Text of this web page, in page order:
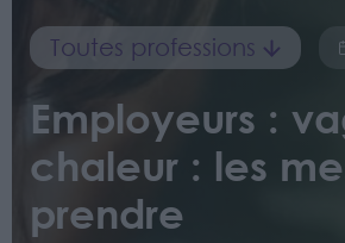
Toutes professions
Employeurs :
chaleur : les
prendre